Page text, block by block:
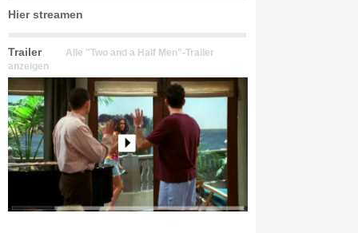
Hier streamen
Trailer
Alle "Two and a Half Men"-Trailer
anzeigen